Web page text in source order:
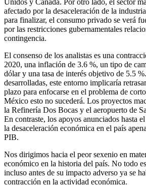
Unidos y Canadá. Por otro lado, el sector
afectado por la desaceleración de la
para finalizar, el consumo privado se verá
por las restricciones gubernamentales
contingencia.
El consenso de los analistas es una
2020, una inflación de 3.6 %, un tipo de
dólar y una tasa de interés objetivo de 5.5
desarrolladas, este entorno implicaría
plazo para enfocarse en el problema de
México esto no sucederá. Los proyectos
la Refinería Dos Bocas y el aeropuerto de
En contraste, los apoyos anunciados hasta
la desaceleración económica en el país
PIB.
Nos dirigimos hacia el peor sexenio en
económico en la historia del país. No todo
incluso antes de su impacto adverso ya se
contracción en la actividad económica.